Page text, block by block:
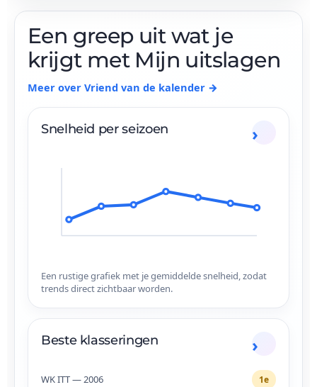
Een greep uit wat je
krijgt met Mijn uitslagen
Meer over Vriend van de kalender →
Snelheid per seizoen
Een rustige grafiek met je gemiddelde snelheid, zodat
trends direct zichtbaar worden.
Beste klasseringen
WK ITT — 2006 1e